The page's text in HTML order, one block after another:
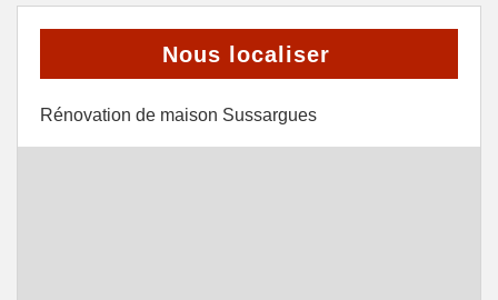
Nous localiser
Rénovation de maison Sussargues